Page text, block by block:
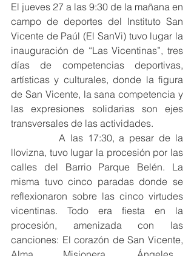
El jueves 27 a las 9:30 de la mañana en
campo de deportes del Instituto San
Vicente de Paúl (El SanVi) tuvo lugar la
inauguración de “Las Vicentinas”, tres
días de competencias deportivas,
artísticas y culturales, donde la figura
de San Vicente, la sana competencia y
las expresiones solidarias son ejes
transversales de las actividades.
llovizna, tuvo lugar la procesión por las
calles del Barrio Parque Belén. La
misma tuvo cinco paradas donde se
reflexionaron sobre las cinco virtudes
vicentinas. Todo era fiesta en la
procesión, amenizada con las
canciones: El corazón de San Vicente,